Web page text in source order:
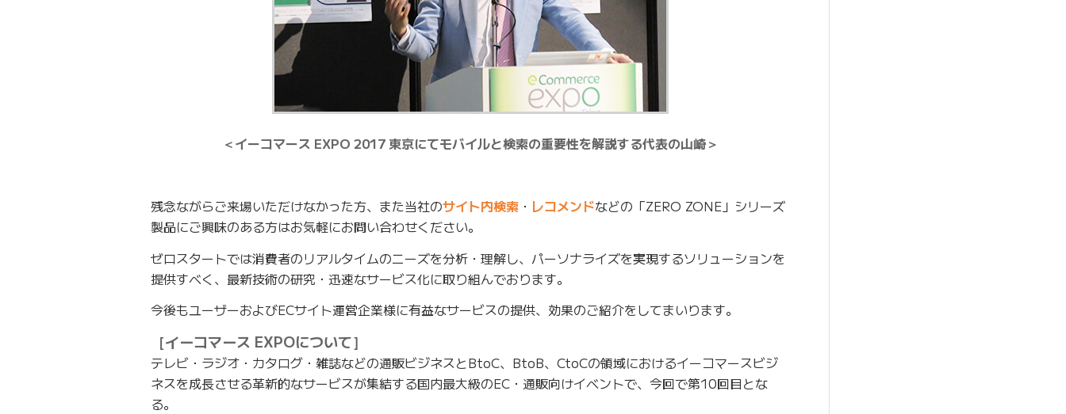
＜イーコマース EXPO 2017 東京にてモバイルと検索の重要性を解説する代表の山崎＞
残念ながらご来場いただけなかった方、また当社のサイト内検索 ・ レコメンドなどの「ZERO ZONE」シリーズ
製品にご興味のある方はお気軽にお問い合わせください。
ゼロスタートでは消費者のリアルタイムのニーズを分析・理解し、パーソナライズを実現するソリューションを
提供すべく、最新技術の研究・迅速なサービス化に取り組んでおります。
今後もユーザーおよびECサイト運営企業様に有益なサービスの提供、効果のご紹介をしてまいります。
［イーコマース EXPOについて］
テレビ・ラジオ・カタログ・雑誌などの通販ビジネスとBtoC、BtoB、CtoCの領域におけるイーコマースビジ
ネスを成長させる革新的なサービスが集結する国内最大級のEC・通販向けイベントで、今回で第10回目とな
る。